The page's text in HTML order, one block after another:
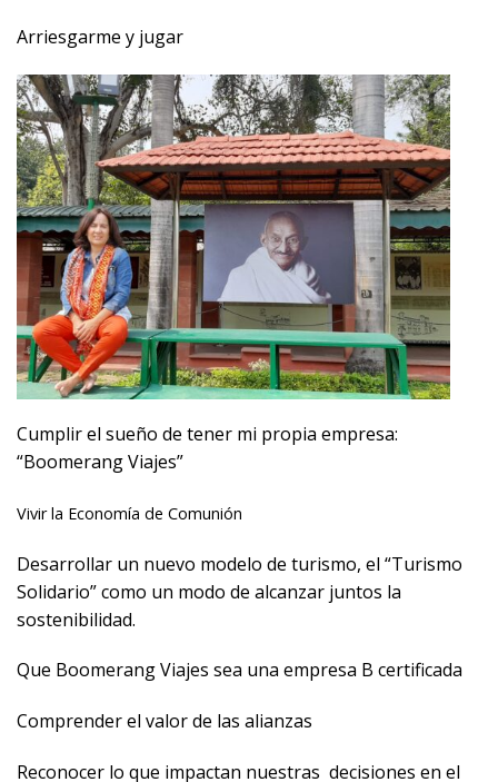
Arriesgarme y jugar
Cumplir el sueño de tener mi propia empresa:
“Boomerang Viajes”
Vivir la Economía de Comunión
Desarrollar un nuevo modelo de turismo, el “Turismo
Solidario” como un modo de alcanzar juntos la
sostenibilidad.
Que Boomerang Viajes sea una empresa B certificada
Comprender el valor de las alianzas
Reconocer lo que impactan nuestras decisiones en el